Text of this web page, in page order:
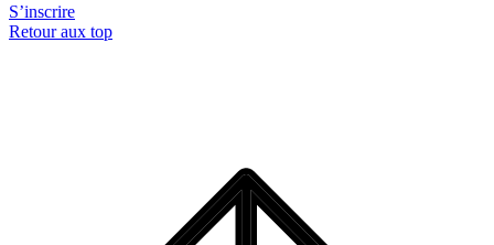
S’inscrire
Retour aux top